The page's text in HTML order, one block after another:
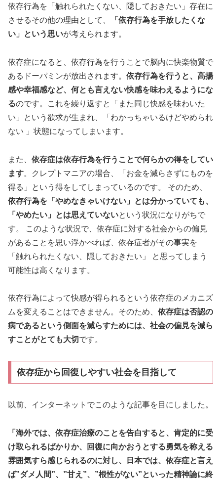
依存行為を「触れられたくない、隠しておきたい」存在に
させるその他の理由として、
「依存行為を手放したくな
い」という思いが考えられます。
依存症になると、依存行為を行うことで脳内に快楽物質で
あるドーパミンが放出されます。 依存行為を行うと、高揚
感や幸福感など、何とも言えない快感を味わえるようにな
るのです。これを繰り返すと「また同じ快感を味わいた
い」という欲求が生まれ、「わかっちゃいるけどやめられ
ない 」状態になってしまいます。
また、 依存症は依存行為を行うことで何らかの得をしてい
ます。クレプトマニアの場合、「お金を減らさずにものを
得る」という得をしてしまっているのです。 そのため、
依存行為を「やめなきゃいけない」とは分かっていても、
「やめたい」とは思えていないという状況になりがちで
す。 このような状況で、依存症に対する社会からの偏見
があることを思い浮かべれば、依存症者がその事実を
「触れられたくない、隠しておきたい」 と思ってしまう
可能性は高くなります。
依存行為によって快感が得られるという依存症のメカニズ
ムを変えることはできません。そのため、 依存症は否認の
病であるという側面を減らすためには、社会の偏見を減ら
すことがとても大切 です。
依存症から回復しやすい社会を目指して
以前、インターネットでこのような記事を目にしました。
「海外では、依存症治療のことを告白すると、肯定的に受
け取られるばかりか、回復に向かおうとする勇気を称える
雰囲気すら感じられるのに対し、日本では、依存症と言え
ば”ダメ人間”、”甘え”、”根性がない”といった精神論に終